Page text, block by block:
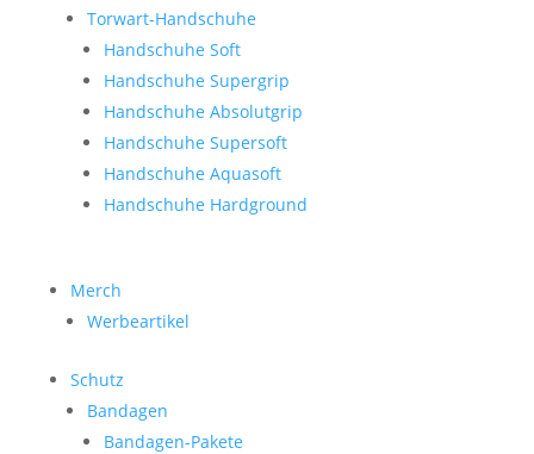
Torwart-Handschuhe
Handschuhe Soft
Handschuhe Supergrip
Handschuhe Absolutgrip
Handschuhe Supersoft
Handschuhe Aquasoft
Handschuhe Hardground
Merch
Werbeartikel
Schutz
Bandagen
Bandagen-Pakete